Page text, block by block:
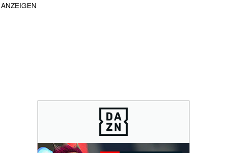
ANZEIGEN